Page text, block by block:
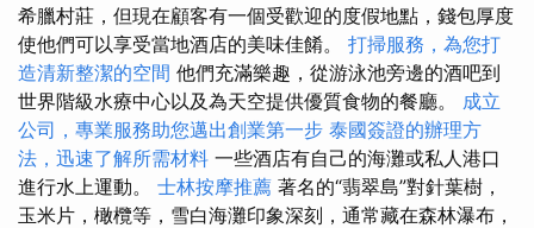
希臘村莊，但現在顧客有一個受歡迎的度假地點，錢包厚度
使他們可以享受當地酒店的美味佳餚。 打掃服務，為您打
造清新整潔的空間 他們充滿樂趣，從游泳池旁邊的酒吧到
世界階級水療中心以及為天空提供優質食物的餐廳。 成立
公司，專業服務助您邁出創業第一步 泰國簽證的辦理方
法，迅速了解所需材料 一些酒店有自己的海灘或私人港口
進行水上運動。 士林按摩推薦 著名的“翡翠島”對針葉樹，
玉米片，橄欖等，雪白海灘印象深刻，通常藏在森林瀑布，